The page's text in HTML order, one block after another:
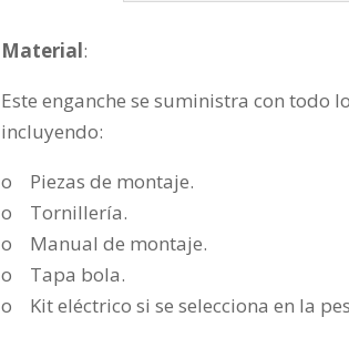
Material:
Este enganche se suministra con todo
incluyendo:
o Piezas de montaje.
o Tornillería.
o Manual de montaje.
o Tapa bola.
o Kit eléctrico si se selecciona en la